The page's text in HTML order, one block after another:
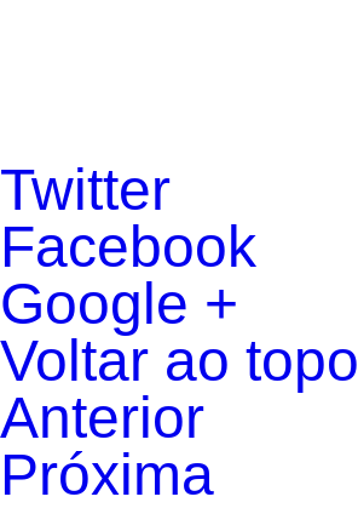
Twitter
Facebook
Google +
Voltar ao topo
Anterior
Próxima